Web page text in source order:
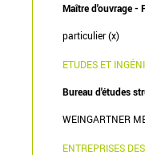
Maître d'ouvrage -
particulier (x)
ETUDES ET
Bureau d'études
WEINGARTNER
ENTREPRISES